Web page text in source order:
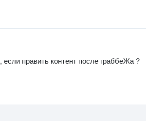
если править контент после граббеЖа ?